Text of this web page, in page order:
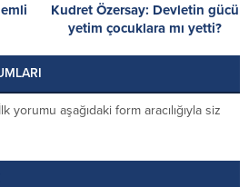
Kudret Özersay: Devletin gücü
yetim çocuklara mı yetti?
yorumu aşağıdaki form aracılığıyla siz